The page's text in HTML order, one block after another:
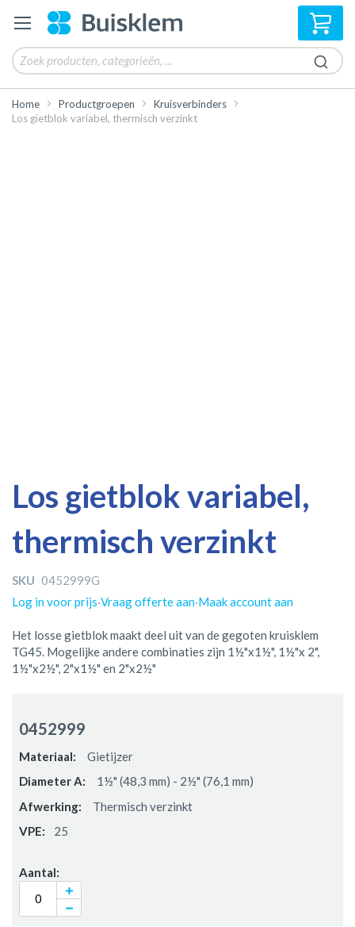
Home Productgroepen
Kruisverbinders
Los gietblok variabel, thermisch verzinkt
Los gietblok variabel,
thermisch verzinkt
SKU 0452999G
Log in voor prijs·Vraag offerte aan·Maak account aan
Het losse gietblok maakt deel uit van de gegoten kruisklem
TG45. Mogelijke andere combinaties zijn 1½"x1½", 1½"x 2",
1½"x2½", 2"x1½" en 2"x2½"
naar
einde
van
afbeeldingen-
gallerij
naar
begin
van
afbeeldingen-
gallerij
0452999
Gietijzer
1½" (48,3 mm) - 2½" (76,1 mm)
Thermisch verzinkt
25